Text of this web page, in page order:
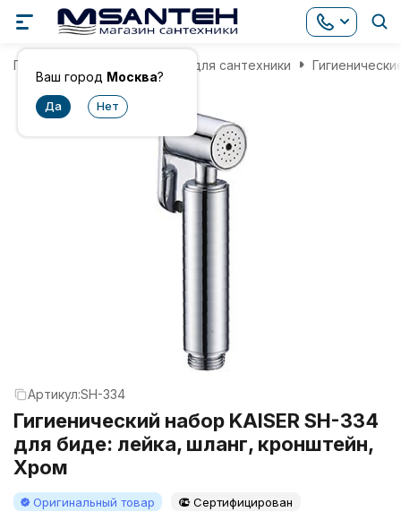
Ваш город Москва?
Главная Комплектующие для сантехники
Артикул:SH-334
Гигиенический набор KAISER SH-334
для биде: лейка, шланг, кронштейн,
Хром
Оригинальный товар Сертифицирован